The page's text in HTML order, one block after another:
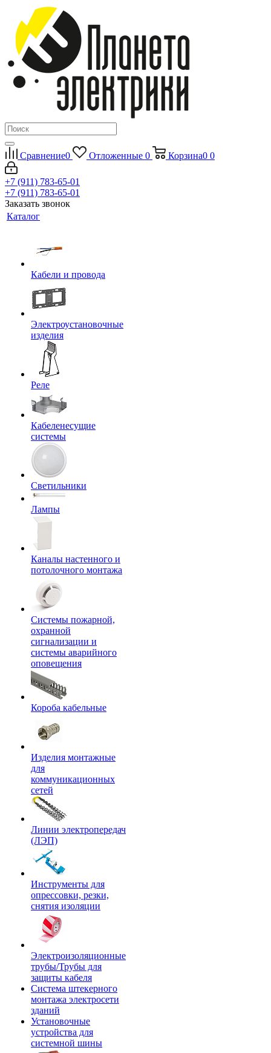
Сравнение0 Отложенные 0 Корзина0 0
+7 (911) 783-65-01
+7 (911) 783-65-01
Заказать звонок
Каталог
Кабели и провода
Электроустановочные
изделия
Реле
Кабеленесущие
системы
Светильники
Лампы
Каналы настенного и
потолочного монтажа
Системы пожарной,
охранной
сигнализации и
системы аварийного
оповещения
Короба кабельные
Изделия монтажные
для
коммуникационных
сетей
Линии электропередач
(ЛЭП)
Инструменты для
опрессовки, резки,
снятия изоляции
Электроизоляционные
трубы/Трубы для
защиты кабеля
Система штекерного
монтажа электросети
зданий
Установочные
устройства для
системной шины